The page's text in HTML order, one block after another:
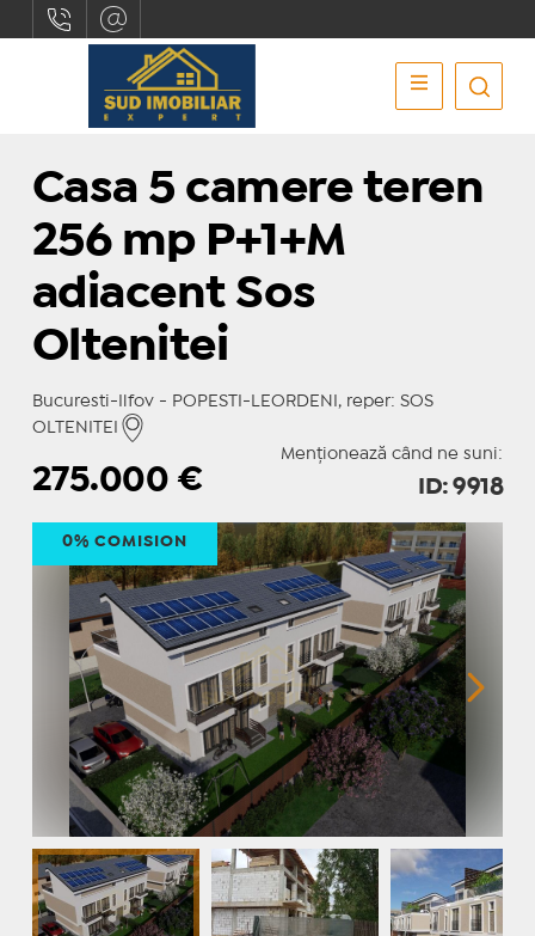
Casa 5 camere teren
256 mp P+1+M
adiacent Sos
Oltenitei
Bucuresti-Ilfov - POPESTI-LEORDENI, reper: SOS
OLTENITEI
Menționează când ne suni:
275.000 € ID: 9918
0% COMISION